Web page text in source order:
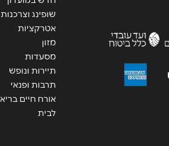
אנא חזרו אלי בקשר ל...
הודעה*
שופינג וצרכנות
אטרקציות
מזון
מסעדות
תיירות ונופש
תרבות ופנאי
אורח חיים בריא
לבית